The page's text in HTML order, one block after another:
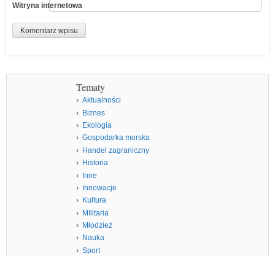
Witryna internetowa
Tematy
Aktualności
Biznes
Ekologia
Gospodarka morska
Handel zagraniczny
Historia
Inne
Innowacje
Kultura
MIlitaria
Młodzież
Nauka
Sport